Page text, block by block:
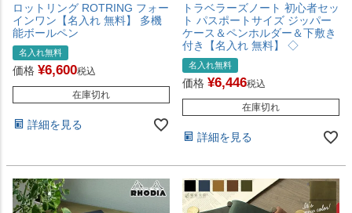
ロットリング ROTRING フォー
インワン【名入れ 無料】 多機
能ボールペン
名入れ無料
価格 ¥6,600税込
在庫切れ
詳細を見る
トラベラーズノート 初心者セッ
ト パスポートサイズ ジッパー
ケース＆ペンホルダー＆下敷き
付き【名入れ 無料】 ◇
名入れ無料
価格 ¥6,446税込
在庫切れ
詳細を見る